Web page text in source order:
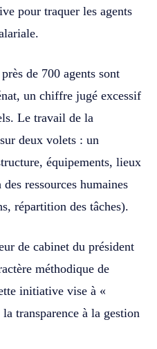
pour traquer les agents
de 700 agents sont
un chiffre jugé excessif
Le travail de la
deux volets : un
équipements, lieux
ressources humaines
répartition des tâches).
de cabinet du président
méthodique de
initiative vise à «
transparence à la gestion